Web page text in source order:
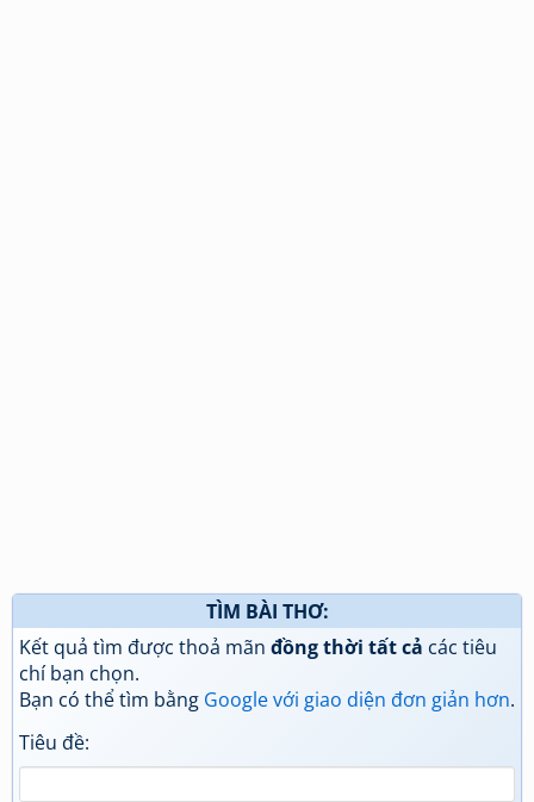
TÌM BÀI THƠ:
Kết quả tìm được thoả mãn đồng thời tất cả các tiêu
chí bạn chọn.
Bạn có thể tìm bằng Google với giao diện đơn giản hơn.
Tiêu đề: